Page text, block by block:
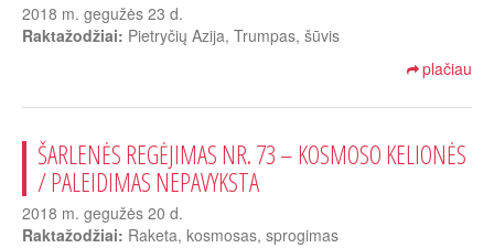
2018 m. gegužės 23 d.
Raktažodžiai: Pietryčių Azija, Trumpas, šūvis
plačiau
ŠARLENĖS REGĖJIMAS NR. 73 – KOSMOSO KELIONĖS
/ PALEIDIMAS NEPAVYKSTA
2018 m. gegužės 20 d.
Raktažodžiai: Raketa, kosmosas, sprogimas